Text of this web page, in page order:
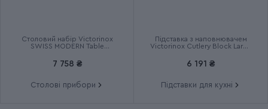
Столовий набір Victorinox
SWISS MODERN Table
7 758 ₴
Столові прибори
Підставка з наповнювачем
Victorinox Cutlery Block Large
6 191 ₴
Підставки для кухні